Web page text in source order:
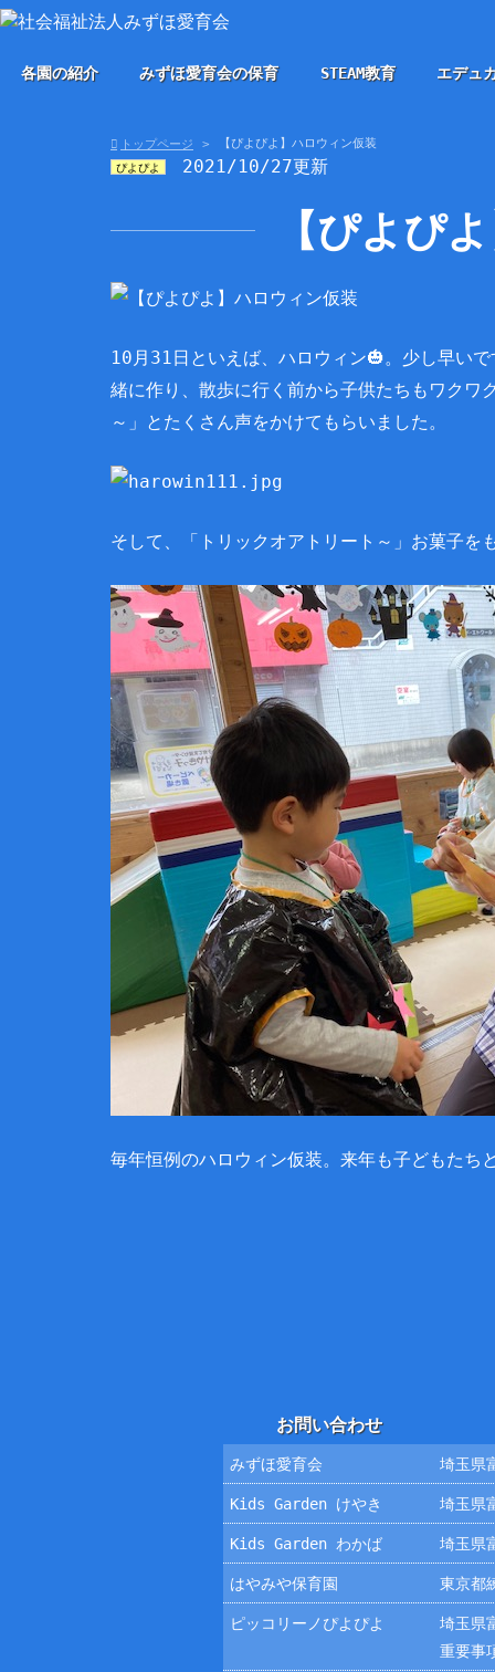
各園の紹介 みずほ愛育会の保育 STEAM教育 エデュ
トップページ 【ぴよぴよ】ハロウィン仮装
ぴよぴよ 2021/10/27更新
【ぴよぴ
10月31日といえば、ハロウィン🎃。少し早い
緒に作り、散歩に行く前から子供たちもワクワ
～」とたくさん声をかけてもらいました。
そして、「トリックオアトリート～」お菓子を
毎年恒例のハロウィン仮装。来年も子どもたち
お問い合わせ
みずほ愛育会 埼玉県
Kids Garden けやき 埼玉県
Kids Garden わかば 埼玉県
はやみや保育園 東京都
ピッコリーノぴよぴよ
埼玉県
重要事